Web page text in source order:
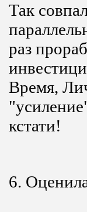
Так
раз
Время,
кстати!
6.